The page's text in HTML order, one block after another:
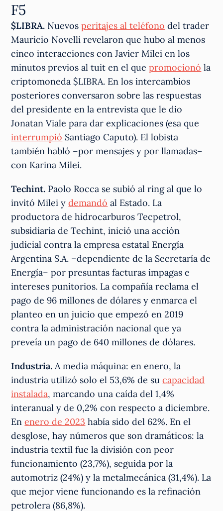
F5
$LIBRA. Nuevosperitajes al teléfono del trader
Mauricio Novelli revelaron que hubo al menos
cinco interacciones con Javier Milei en los
minutos previos al tuit en el quepromocionó la
criptomoneda $LIBRA. En los intercambios
posteriores conversaron sobre las respuestas
del presidente en la entrevista que le dio
Jonatan Viale para dar explicaciones (esa que
interrumpió Santiago Caputo). El lobista
también habló –por mensajes y por llamadas–
con Karina Milei.
Techint. Paolo Rocca se subió al ring al que lo
invitó Milei ydemandó al Estado. La
productora de hidrocarburos Tecpetrol,
subsidiaria de Techint, inició una acción
judicial contra la empresa estatal Energía
Argentina S.A. –dependiente de la Secretaría de
Energía– por presuntas facturas impagas e
intereses punitorios. La compañía reclama el
pago de 96 millones de dólares y enmarca el
planteo en un juicio que empezó en 2019
contra la administración nacional que ya
preveía un pago de 640 millones de dólares.
Industria. A media máquina: en enero, la
industria utilizó solo el 53,6% de sucapacidad
instalada, marcando una caída del 1,4%
interanual y de 0,2% con respecto a diciembre.
Enenero de 2023 había sido del 62%. En el
desglose, hay números que son dramáticos: la
industria textil fue la división con peor
funcionamiento (23,7%), seguida por la
automotriz (24%) y la metalmecánica (31,4%). La
que mejor viene funcionando es la refinación
petrolera (86,8%).